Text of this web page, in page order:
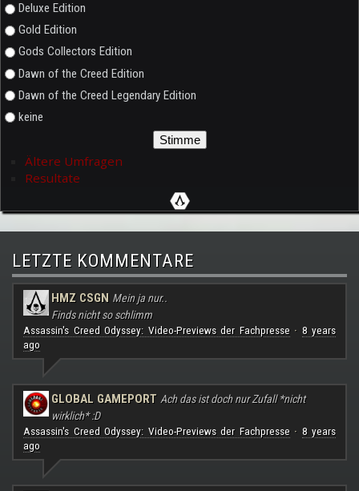
Deluxe Edition
Gold Edition
Gods Collectors Edition
Dawn of the Creed Edition
Dawn of the Creed Legendary Edition
keine
Ältere Umfragen
Resultate
LETZTE KOMMENTARE
HMZ CSGN Mein ja nur..
Finds nicht so schlimm
Assassin's Creed Odyssey: Video-Previews der Fachpresse· 8 years
ago
GLOBAL GAMEPORT Ach das ist doch nur Zufall *nicht
wirklich* :D
Assassin's Creed Odyssey: Video-Previews der Fachpresse· 8 years
ago